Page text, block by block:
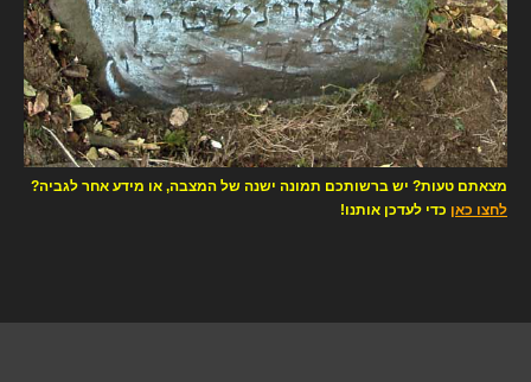
מצאתם טעות? יש ברשותכם תמונה ישנה של המצבה, או מידע אחר לגביה?
לחצו כאן כדי לעדכן אותנו!